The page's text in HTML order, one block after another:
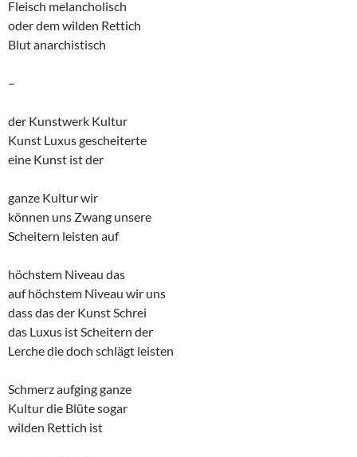
Fleisch melancholisch
oder dem wilden Rettich
Blut anarchistisch
–
der Kunstwerk Kultur
Kunst Luxus gescheiterte
eine Kunst ist der
ganze Kultur wir
können uns Zwang unsere
Scheitern leisten auf
höchstem Niveau das
auf höchstem Niveau wir uns
dass das der Kunst Schrei
das Luxus ist Scheitern der
Lerche die doch schlägt leisten
Schmerz aufging ganze
Kultur die Blüte sogar
wilden Rettich ist